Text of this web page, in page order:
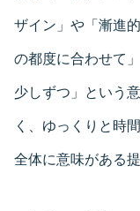
ザイン」や「漸進
の都度に合わせて
少しずつ」という
く、ゆっくりと時
全体に意味がある提